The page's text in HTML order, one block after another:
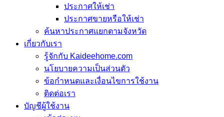
ประกาศให้เช่า
ประกาศขายหรือให้เช่า
ค้นหาประกาศแยกตามจังหวัด
เกี่ยวกับเรา
รู้จักกับ Kaideehome.com
นโยบายความเป็นส่วนตัว
ข้อกำหนดและเงื่อนไขการใช้งาน
ติดต่อเรา
บัญชีผู้ใช้งาน